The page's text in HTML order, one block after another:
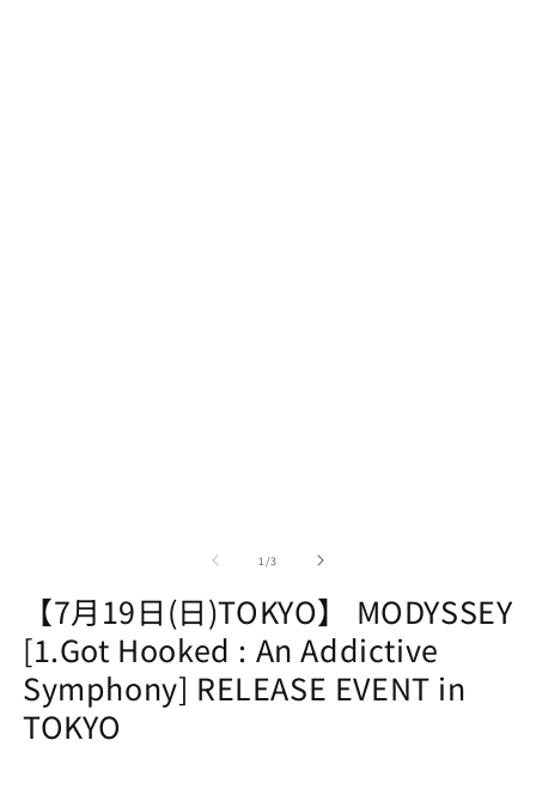
1 /of
3
【7月19日(日)TOKYO】 MODYSSEY
[1.Got Hooked : An Addictive
Symphony] RELEASE EVENT in
TOKYO